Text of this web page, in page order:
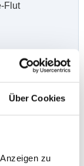
Über Cookies
zu
Flut